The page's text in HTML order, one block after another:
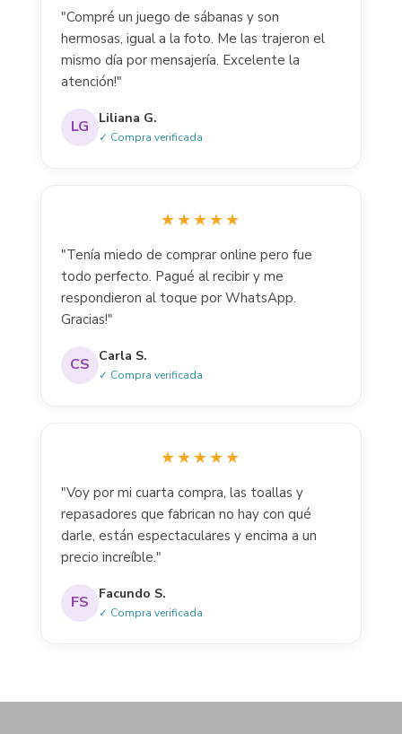
"Compré un juego de sábanas y son
hermosas, igual a la foto. Me las trajeron el
mismo día por mensajería. Excelente la
atención!"
LG Liliana G.
✓ Compra verificada
★★★★★
"Tenía miedo de comprar online pero fue
todo perfecto. Pagué al recibir y me
respondieron al toque por WhatsApp.
Gracias!"
CS Carla S.
✓ Compra verificada
★★★★★
"Voy por mi cuarta compra, las toallas y
repasadores que fabrican no hay con qué
darle, están espectaculares y encima a un
precio increíble."
FS Facundo S.
✓ Compra verificada